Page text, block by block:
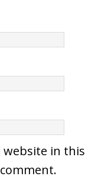
website in this